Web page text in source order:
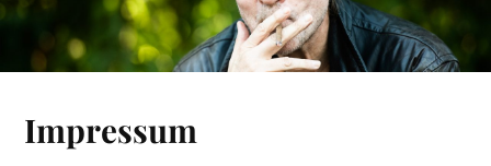
Impressum